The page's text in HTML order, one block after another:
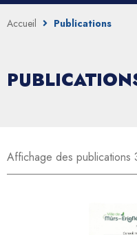
Accueil Publications
Affichage des publications